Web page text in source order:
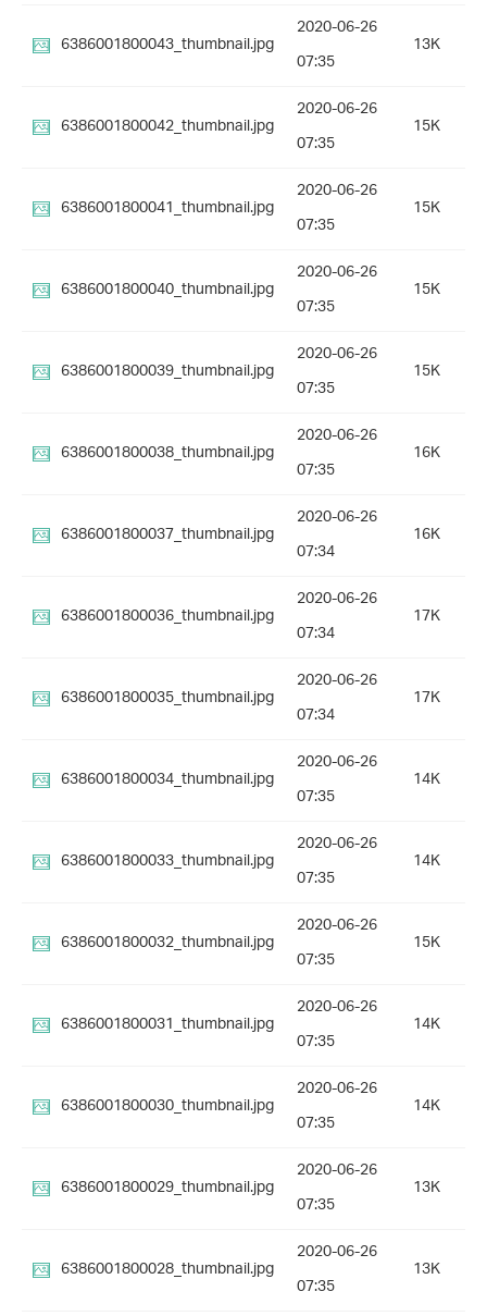
6386001800043_thumbnail.jpg
2020-06-26
07:35
13K
6386001800042_thumbnail.jpg
2020-06-26
07:35
15K
6386001800041_thumbnail.jpg
2020-06-26
07:35
15K
6386001800040_thumbnail.jpg
2020-06-26
07:35
15K
6386001800039_thumbnail.jpg
2020-06-26
07:35
15K
6386001800038_thumbnail.jpg
2020-06-26
07:35
16K
6386001800037_thumbnail.jpg
2020-06-26
07:34
16K
6386001800036_thumbnail.jpg
2020-06-26
07:34
17K
6386001800035_thumbnail.jpg
2020-06-26
07:34
17K
6386001800034_thumbnail.jpg
2020-06-26
07:35
14K
6386001800033_thumbnail.jpg
2020-06-26
07:35
14K
6386001800032_thumbnail.jpg
2020-06-26
07:35
15K
6386001800031_thumbnail.jpg
2020-06-26
07:35
14K
6386001800030_thumbnail.jpg
2020-06-26
07:35
14K
6386001800029_thumbnail.jpg
2020-06-26
07:35
13K
6386001800028_thumbnail.jpg
2020-06-26
07:35
13K